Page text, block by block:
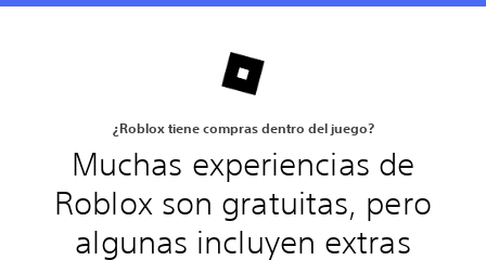
¿Roblox tiene compras dentro del juego?
Muchas experiencias de
Roblox son gratuitas, pero
algunas incluyen extras